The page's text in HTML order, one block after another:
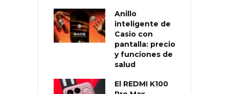
Anillo
inteligente de
Casio con
pantalla: precio
y funciones de
salud
El REDMI K100